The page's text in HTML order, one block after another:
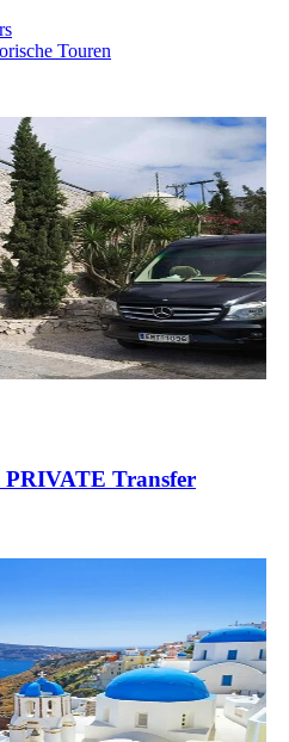
Touren
Transfer